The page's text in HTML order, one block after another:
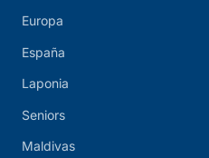
Europa
España
Laponia
Seniors
Maldivas